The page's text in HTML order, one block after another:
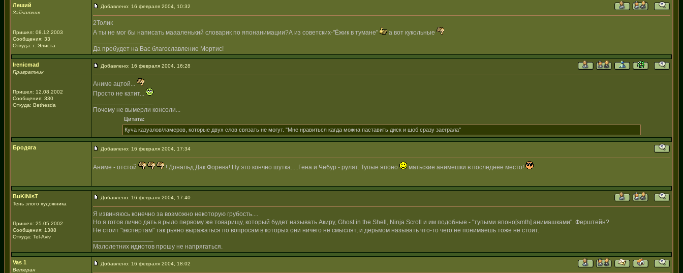
Леший
Зайчатник
Пришел: 08.12.2003
Сообщения: 33
Откуда: г. Элиста
Добавлено: 16 февраля 2004, 10:32
2Толик
А ты не мог бы написать маааленький словарик по японанимации?А из советских-"Ёжик в тумане"
а вот кукольные
Да пребудет на Вас благославление Мортис!
Irenicmad
Привратник
Пришел: 12.08.2002
Сообщения: 330
Откуда: Bethesda
Добавлено: 16 февраля 2004, 16:28
Аниме ацтой...
Просто не катит...
Почему не вымерли консоли...
Цитата:
Куча казуалов/ламеров, которые двух слов связать не могут. "Мне нравиться кагда можна паставить диск и шоб сразу заеграла"
Бродяга Добавлено: 16 февраля 2004, 17:34
Аниме - отстой ! Дональд Дак Форева! Ну это кончно шутка.....Гена и Чебур - рулят. Тупые японо матьские анимешки в последнее место!
BuKiNisT
Тень злого художника
Пришел: 25.05.2002
Сообщения: 1388
Откуда: Tel-Aviv
Добавлено: 16 февраля 2004, 17:40
Я извиняюсь конечно за возможно некоторую грубость....
Но я готов лично дать в рыло первому же товарищу, который будет называть Акиру, Ghost in the Shell, Ninja Scroll и им подобные - "тупыми японо[smth] анимашками". Ферштейн?
Не стоит "экспертам" так рьяно выражаться по вопросам в которых они ничего не смыслят, и дерьмом называть что-то чего не понимаешь тоже не стоит.
Малолетних идиотов прошу не напрягаться.
Vas 1
Ветеран
Добавлено: 16 февраля 2004, 18:02